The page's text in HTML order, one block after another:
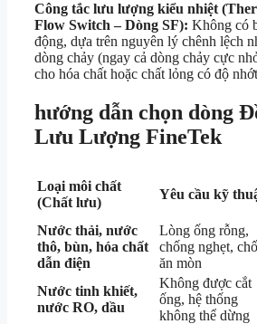
Công tắc lưu lượng kiểu nhiệt
Flow Switch – Dòng SF): Không có
động, dựa trên nguyên lý chênh lệch
dòng chảy (ngay cả dòng chảy cực
cho hóa chất hoặc chất lỏng có độ
hướng dẫn chọn dòng
Lưu Lượng FineTek
Loại môi chất
(Chất lưu)
Yêu cầu kỹ
Nước thải, nước
thô, bùn, hóa chất
dẫn điện
Lòng ống rỗng,
chống nghẹt,
ăn mòn
Nước tinh khiết,
nước RO, dầu
Không được cắt
ống, hệ thống
không thể dừng